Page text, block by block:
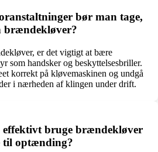
bør man tage,
brændekløver?
er det vigtigt at bære
som handsker og beskyttelsesbriller.
korrekt på kløvemaskinen og undgå
i nærheden af klingen under drift.
bruge brændekløver
til optænding?